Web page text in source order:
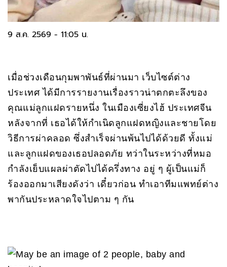
9 ส.ค. 2569 - 11:05 น.
เมื่อช่วงเดือนกุมพาพันธ์ที่ผ่านมา เว็บไซต์ต่าง
ประเทศ ได้มีการรายงานเรื่องราวน่าตกตะลึงของ
คุณแม่ลูกแฝดรายหนึ่ง ในเมืองเซี่ยงไฮ้ ประเทศจีน
หลังจากที่ เธอได้ให้กำเนิดลูกแฝดหญิงและชายโดย
วิธีการผ่าคลอด ซึ่งสำเร็จผ่านพ้นไปได้ด้วยดี ทั้งแม่
และลูกแฝดของเธอปลอดภัย ทว่าในระหว่างที่หมอ
กำลังเย็บแผลผ่าตัดไปได้ครึ่งทาง อยู่ ๆ ผู้เป็นแม่ก็
ร้องออกมาเสียงดังว่า เดี๋ยวก่อน ทำเอาทีมแพทย์ต่าง
พากันประหลาดใจไปตาม ๆ กัน